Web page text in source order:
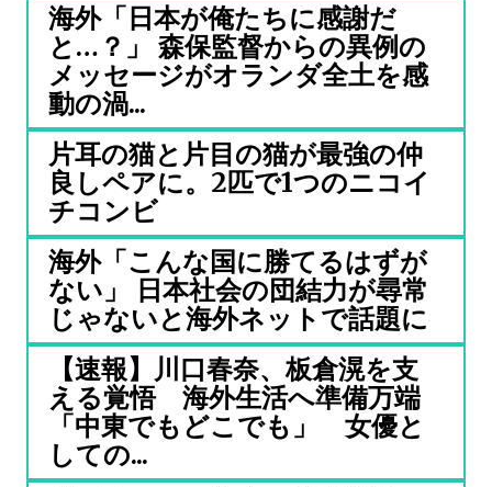
海外「日本が俺たちに感謝だ
と…？」 森保監督からの異例の
メッセージがオランダ全土を感
動の渦...
片耳の猫と片目の猫が最強の仲
良しペアに。2匹で1つのニコイ
チコンビ
海外「こんな国に勝てるはずが
ない」 日本社会の団結力が尋常
じゃないと海外ネットで話題に
【速報】川口春奈、板倉滉を支
える覚悟 海外生活へ準備万端
「中東でもどこでも」 女優と
しての...